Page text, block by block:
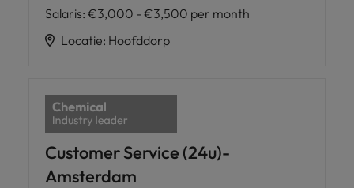
Salaris: €3,000 - €3,500 per month
Locatie: Hoofddorp
Customer Service (24u)-
Amsterdam